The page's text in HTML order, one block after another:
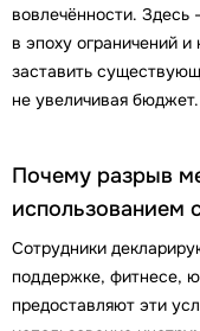
вовлечённости. Здесь
в эпоху ограничений
заставить
не увеличивая бюджет.
Почему разрыв
использованием
Сотрудники
поддержке, фитнесе,
предоставляют эти